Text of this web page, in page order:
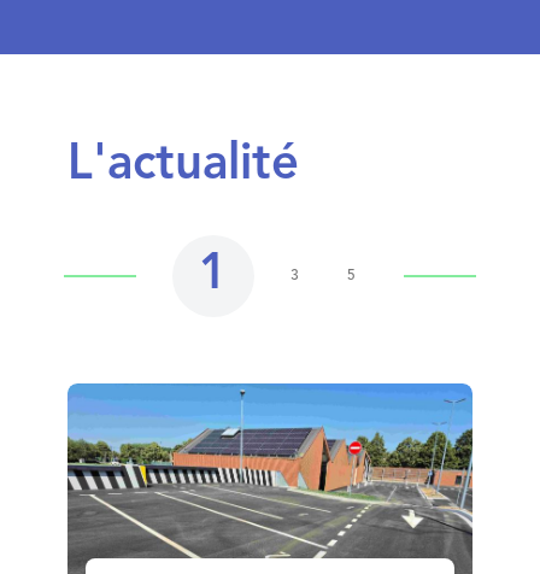
L'actualité
1 3 5